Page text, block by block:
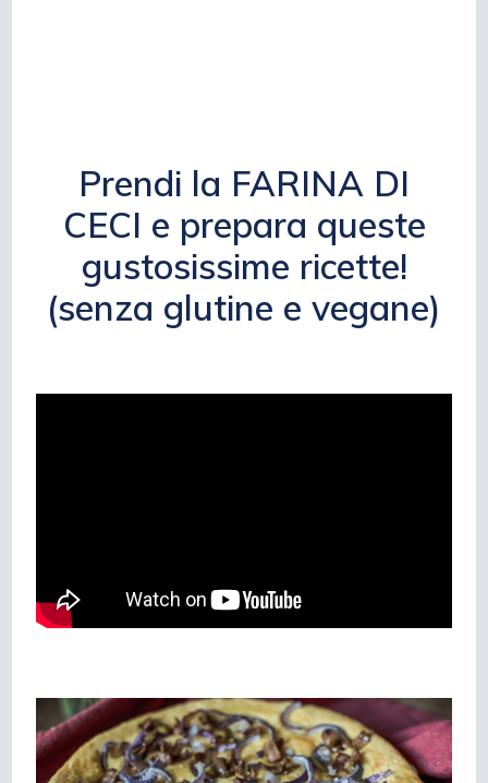
Prendi la FARINA DI
CECI e prepara queste
gustosissime ricette!
(senza glutine e vegane)